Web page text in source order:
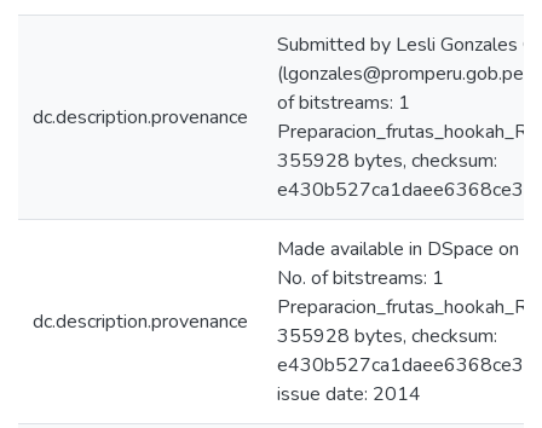
dc.description.provenance
Submitted by Lesli Gonzales
of bitstreams: 1
355928 bytes, checksum:
dc.description.provenance
Made available in DSpace on
No. of bitstreams: 1
355928 bytes, checksum:
issue date: 2014